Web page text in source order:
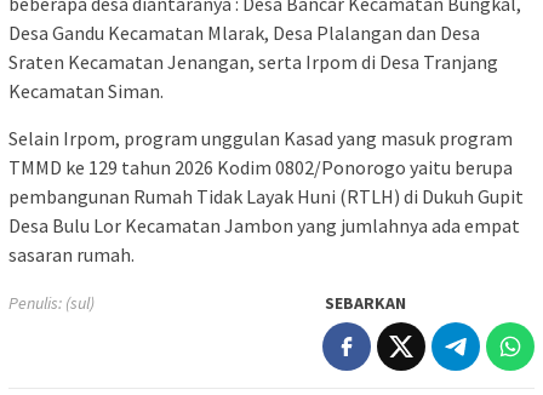
Desa Gandu Kecamatan Mlarak, Desa Plalangan dan Desa
Sraten Kecamatan Jenangan, serta Irpom di Desa Tranjang
Kecamatan Siman.
Selain Irpom, program unggulan Kasad yang masuk program
TMMD ke 129 tahun 2026 Kodim 0802/Ponorogo yaitu berupa
pembangunan Rumah Tidak Layak Huni (RTLH) di Dukuh Gupit
Desa Bulu Lor Kecamatan Jambon yang jumlahnya ada empat
sasaran rumah.
Penulis: (sul) SEBARKAN